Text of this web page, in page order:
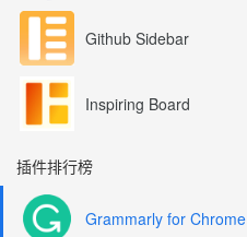
Github Sidebar
Inspiring Board
插件排行榜
Grammarly for Chrome